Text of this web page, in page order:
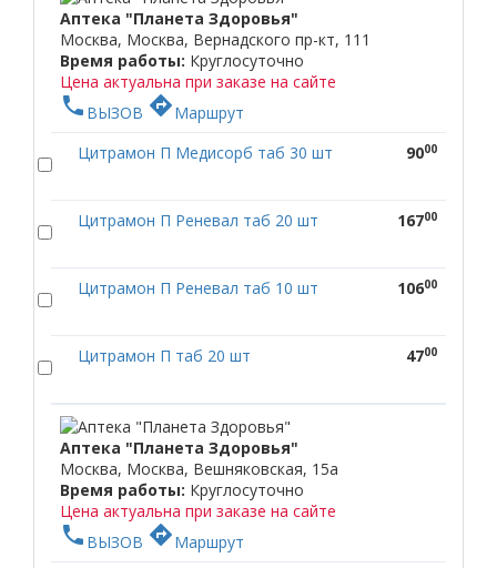
Аптека "Планета Здоровья"
Москва, Москва, Вернадского пр-кт, 111
Время работы: Круглосуточно
Цена актуальна при заказе на сайте
phone ВЫЗОВ directionsМаршрут
Цитрамон П Медисорб таб 30 шт
9000
Цитрамон П Реневал таб 20 шт 16700
Цитрамон П Реневал таб 10 шт 10600
Цитрамон П таб 20 шт 4700
Аптека "Планета Здоровья"
Москва, Москва, Вешняковская, 15а
Время работы: Круглосуточно
Цена актуальна при заказе на сайте
phone ВЫЗОВ directionsМаршрут